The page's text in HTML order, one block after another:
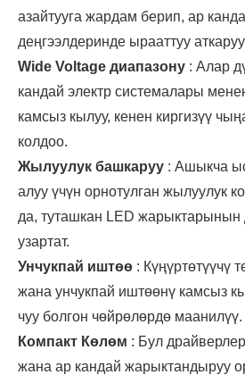
азайтууга жардам берип, ар
деңгээлдеринде ырааттуу
Wide Voltage диапазону : Алар
кандай электр системалары
камсыз кылуу, кенен киргизүү
колдоо.
Жылуулук башкаруу : Ашыкча
алуу үчүн орнотулган жылуулук
да, туташкан LED жарыктарынын
узартат.
Унчукпай иштөө : Күңүртөтүүчү
жана унчукпай иштөөнү камсыз
чуу болгон чөйрөлөрдө маанилүү.
Компакт Көлөм : Бул
жана ар кандай жарыктандыруу